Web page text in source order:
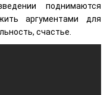
поднимаются
аргументами для
счастье.